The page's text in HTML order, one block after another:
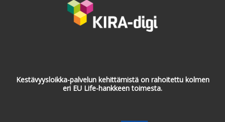
Kestävyysloikka-palvelun kehittämistä on rahoitettu kolmen
eri EU Life-hankkeen toimesta.